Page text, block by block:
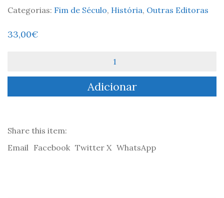
Categorias: Fim de Século, História, Outras Editoras
33,00€
Portugal
pelos
1933-
-
Adicionar
Share this item:
Email Facebook Twitter X WhatsApp